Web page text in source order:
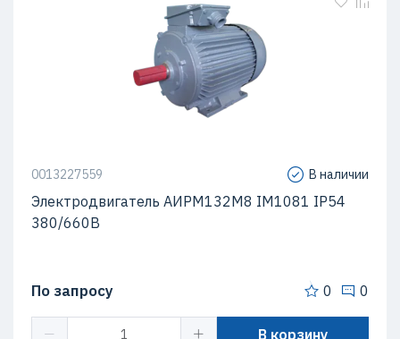
0013227559 В наличии
Электродвигатель АИРМ132M8 IM1081 IP54
380/660В
По запросу 0 0
В корзину